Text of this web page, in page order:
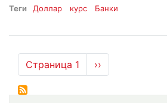
Теги Доллар курс Банки
Нумерация
страниц
Страница 1
Следующая
страница
››